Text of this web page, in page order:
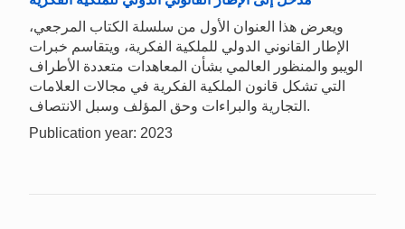
ويعرض هذا العنوان الأول من سلسلة الكتاب المرجعي،
الإطار القانوني الدولي للملكية الفكرية، ويتقاسم خبرات
الويبو والمنظور العالمي بشأن المعاهدات متعددة الأطراف
التي تشكل قانون الملكية الفكرية في مجالات العلامات
التجارية والبراءات وحق المؤلف وسبل الانتصاف.
Publication year: 2023